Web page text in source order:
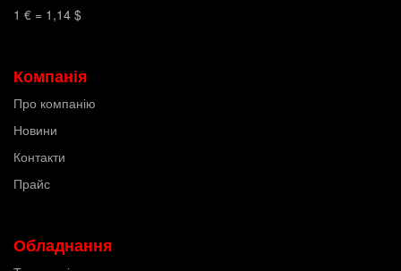
1 € = 1,14 $
Компанія
Про компанію
Новини
Контакти
Прайс
Обладнання